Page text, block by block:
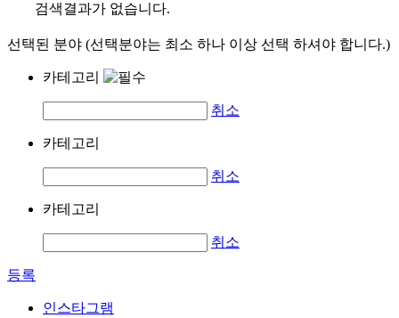
검색결과가 없습니다.
선택된 분야 (선택분야는 최소 하나 이상 선택 하셔야 합니다.)
카테고리
취소
카테고리
취소
카테고리
취소
등록
인스타그램